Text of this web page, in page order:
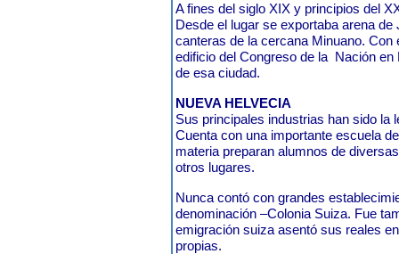
A fines del siglo XIX y principios del
Desde el lugar se exportaba arena
canteras de la cercana Minuano.
edificio del Congreso de la Nación en
de esa ciudad.
NUEVA HELVECIA
Sus principales industrias han sido la
Cuenta con una importante escuela
materia preparan alumnos de
otros lugares.
Nunca contó con grandes
denominación –Colonia Suiza. Fue
emigración suiza asentó sus reales
propias.